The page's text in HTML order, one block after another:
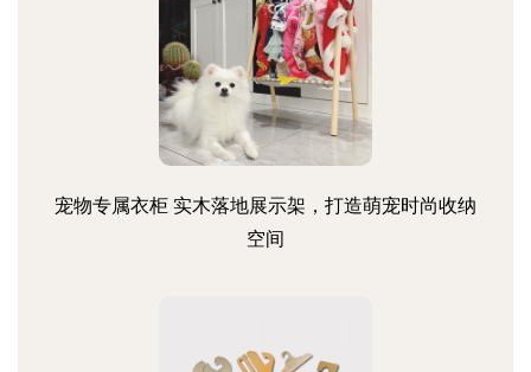
宠物专属衣柜 实木落地展示架，打造萌宠时尚收纳
空间